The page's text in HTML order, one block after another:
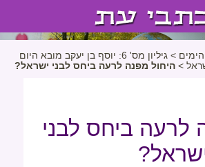
>
גיליון מס' 6: יוסף בן יעקב מובא היום
> היחול מפנה לרעה ביחס לבני ישראל?
לרעה ביחס לבני